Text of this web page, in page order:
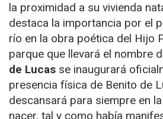
la proximidad a su vivienda
destaca la importancia por el
río en la obra poética del Hijo
parque que llevará el nombre
de Lucas se inaugurará
presencia física de Benito de
descansará para siempre en
nacer, tal y como había